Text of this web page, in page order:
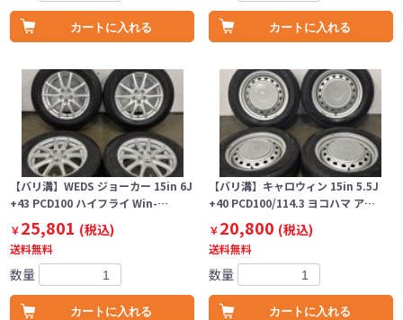
カートに入れる カートに入れる
【バリ溝】WEDS ジョーカー 15in 6J
+43 PCD100 ハイフライ Win-…
￥25,801 (税込)
送料無料
数量
カートに入れる
【バリ溝】キャロウィン 15in 5.5J
+40 PCD100/114.3 ヨコハマ ア…
￥20,800 (税込)
送料無料
数量
カートに入れる